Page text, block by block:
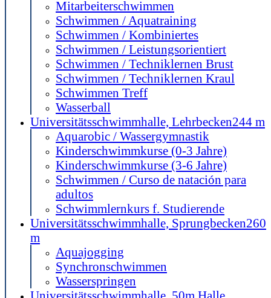
Mitarbeiterschwimmen
Schwimmen / Aquatraining
Schwimmen / Kombiniertes
Schwimmen / Leistungsorientiert
Schwimmen / Techniklernen Brust
Schwimmen / Techniklernen Kraul
Schwimmen Treff
Wasserball
Universitätsschwimmhalle, Lehrbecken244 m
Aquarobic / Wassergymnastik
Kinderschwimmkurse (0-3 Jahre)
Kinderschwimmkurse (3-6 Jahre)
Schwimmen / Curso de natación para
adultos
Schwimmlernkurs f. Studierende
Universitätsschwimmhalle, Sprungbecken260
m
Aquajogging
Synchronschwimmen
Wasserspringen